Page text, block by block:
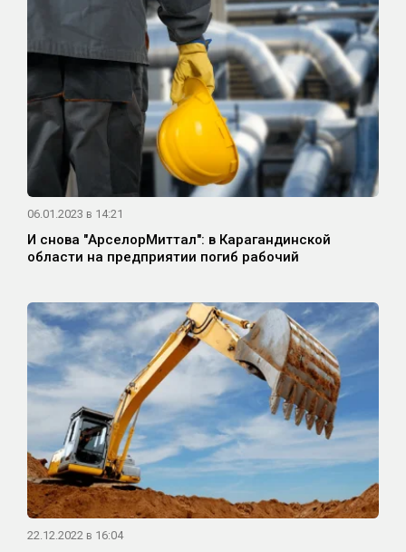
06.01.2023 в 14:21
И снова "АрселорМиттал": в Карагандинской
области на предприятии погиб рабочий
22.12.2022 в 16:04